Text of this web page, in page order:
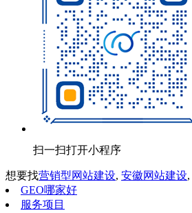
扫一扫打开小程序
想要找营销型网站建设, 安徽网站建设,
GEO哪家好
服务项目